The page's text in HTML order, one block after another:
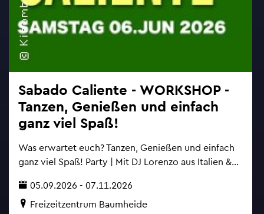
Sa­ba­do Ca­li­en­te - WORK­SHOP -
Tan­zen, Ge­nie­ßen und ein­fach
ganz viel Spaß!
Was er­war­tet euch? Tan­zen, Ge­nie­ßen und ein­fach
ganz viel Spaß! Party | Mit DJ Lo­ren­zo aus Ita­li­en &...
05.09.2026 - 07.11.2026
Frei­zeit­zen­trum Baum­hei­de